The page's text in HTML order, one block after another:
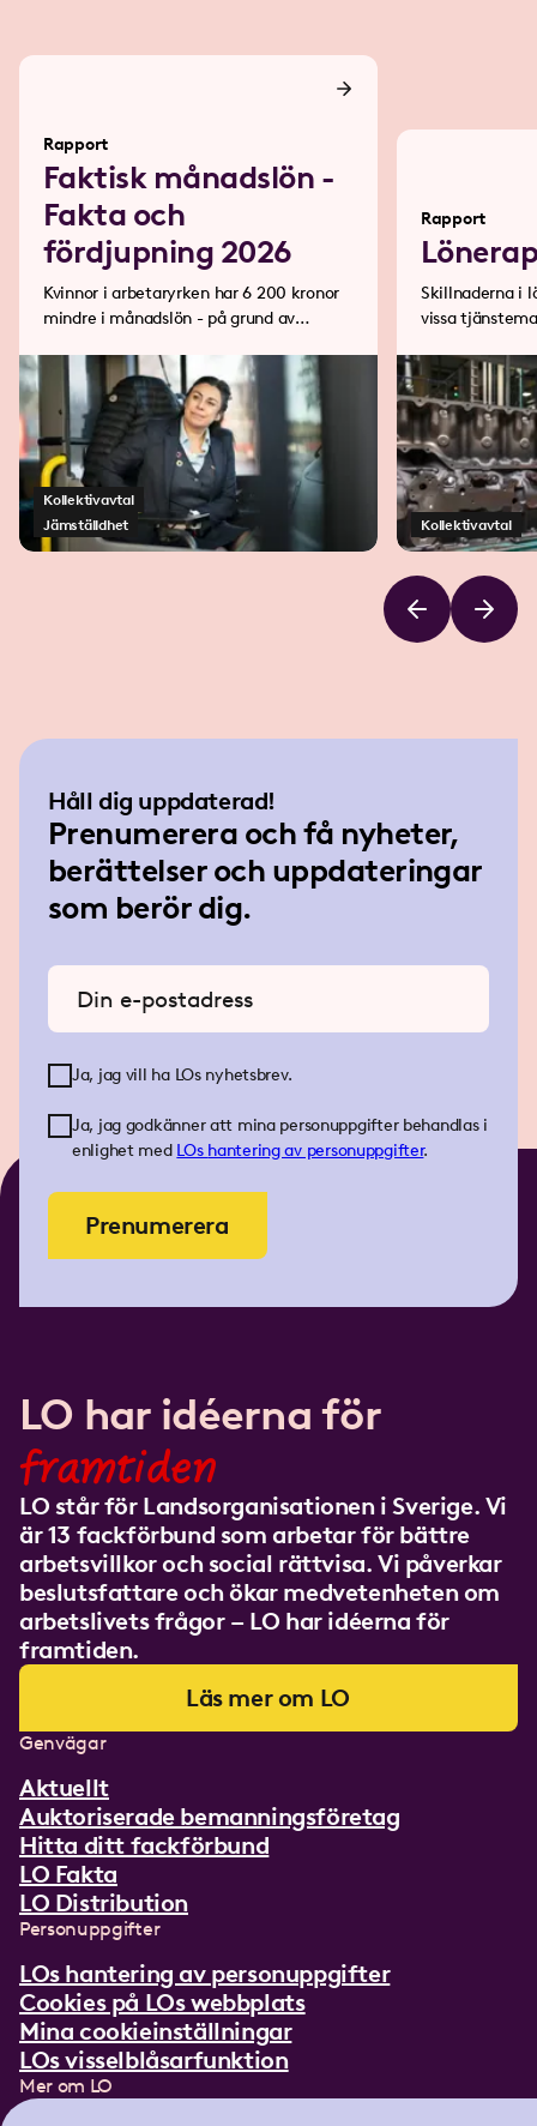
Rapport
Faktisk månadslön -
Fakta och
fördjupning 2026
Kvinnor i arbetaryrken har 6 200 kronor
mindre i månadslön - på grund av
Kollektivavtal
Jämställdhet
Rapport
Skillnaderna i
vissa
Kollektivavtal
Håll dig uppdaterad!
Prenumerera och få nyheter,
berättelser och uppdateringar
som berör dig.
Ange din e-postadress
Ja, jag vill ha LOs nyhetsbrev.
Ja, jag godkänner att mina personuppgifter behandlas i
enlighet med LOs hantering av personuppgifter.
Prenumerera
LO har idéerna för
framtiden
LO står för Landsorganisationen i Sverige. Vi
är 13 fackförbund som arbetar för bättre
arbetsvillkor och social rättvisa. Vi påverkar
beslutsfattare och ökar medvetenheten om
arbetslivets frågor – LO har idéerna för
framtiden.
Läs mer om LO
Genvägar
Aktuellt
Auktoriserade bemanningsföretag
Hitta ditt fackförbund
LO Fakta
LO Distribution
Personuppgifter
LOs hantering av personuppgifter
Cookies på LOs webbplats
Mina cookieinställningar
LOs visselblåsarfunktion
Mer om LO